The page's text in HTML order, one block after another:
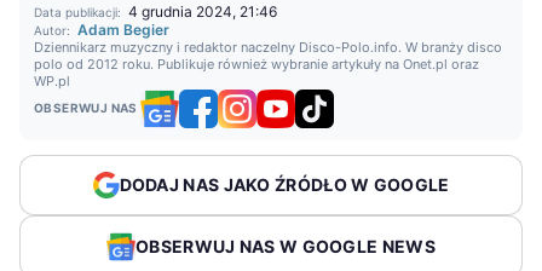
Data publikacji: 4 grudnia 2024, 21:46
Autor: Adam Begier
Dziennikarz muzyczny i redaktor naczelny Disco-Polo.info. W branży disco
polo od 2012 roku. Publikuje również wybranie artykuły na Onet.pl oraz
WP.pl
OBSERWUJ NAS
DODAJ NAS JAKO ŹRÓDŁO W GOOGLE
OBSERWUJ NAS W GOOGLE NEWS